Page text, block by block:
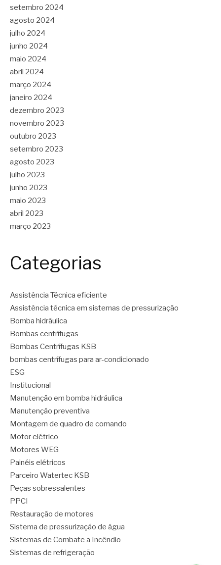
setembro 2024
agosto 2024
julho 2024
junho 2024
maio 2024
abril 2024
março 2024
janeiro 2024
dezembro 2023
novembro 2023
outubro 2023
setembro 2023
agosto 2023
julho 2023
junho 2023
maio 2023
abril 2023
março 2023
Categorias
Assistência Técnica eficiente
Assistência técnica em sistemas de pressurização
Bomba hidráulica
Bombas centrífugas
Bombas Centrífugas KSB
bombas centrífugas para ar-condicionado
ESG
Institucional
Manutenção em bomba hidráulica
Manutenção preventiva
Montagem de quadro de comando
Motor elétrico
Motores WEG
Painéis elétricos
Parceiro Watertec KSB
Peças sobressalentes
PPCI
Restauração de motores
Sistema de pressurização de água
Sistemas de Combate a Incêndio
Sistemas de refrigeração